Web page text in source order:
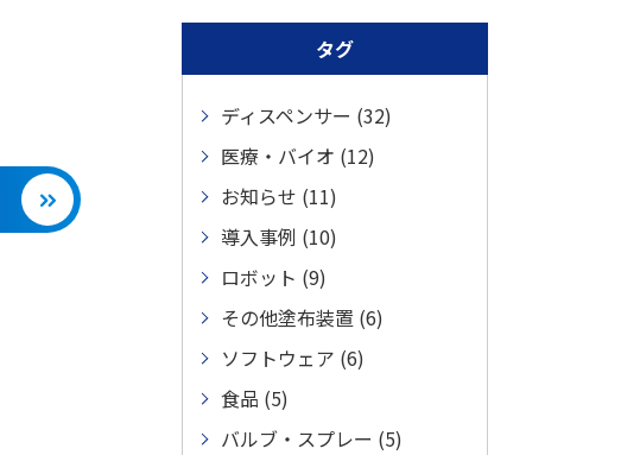
タグ
ディスペンサー (32)
医療・バイオ (12)
お知らせ (11)
導入事例 (10)
ロボット (9)
その他塗布装置 (6)
ソフトウェア (6)
食品 (5)
バルブ・スプレー (5)